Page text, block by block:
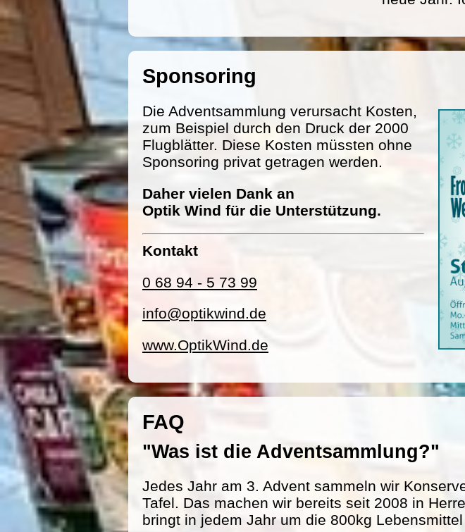
Sponsoring
Die Adventsammlung verursacht Kosten,
zum Beispiel durch den Druck der 2000
Flugblätter. Diese Kosten müssten ohne
Sponsoring privat getragen werden.
Daher vielen Dank an
Optik Wind für die Unterstützung.
Kontakt
0 68 94 - 5 73 99
info@optikwind.de
www.OptikWind.de
FAQ
"Was ist die Adventsammlung?"
Jedes Jahr am 3. Advent sammeln wir
Tafel. Das machen wir bereits seit 2008 in
bringt in jedem Jahr um die 800kg Lebensmittel